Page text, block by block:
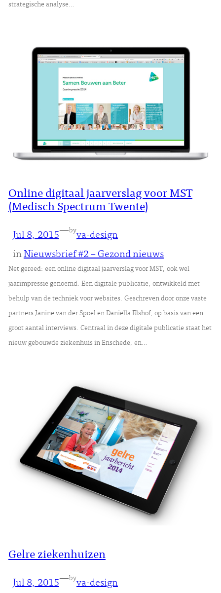
strategische analyse…
Online digitaal jaarverslag voor MST
(Medisch Spectrum Twente)
Jul 8, 2015—byva-design
in Nieuwsbrief #2 – Gezond nieuws
Net gereed: een online digitaal jaarverslag voor MST, ook wel
jaarimpressie genoemd. Een digitale publicatie, ontwikkeld met
behulp van de techniek voor websites. Geschreven door onze vaste
partners Janine van der Spoel en Daniëlla Elshof, op basis van een
groot aantal interviews. Centraal in deze digitale publicatie staat het
nieuw gebouwde ziekenhuis in Enschede, en…
Gelre ziekenhuizen
Jul 8, 2015—byva-design